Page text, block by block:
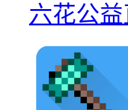
六花公